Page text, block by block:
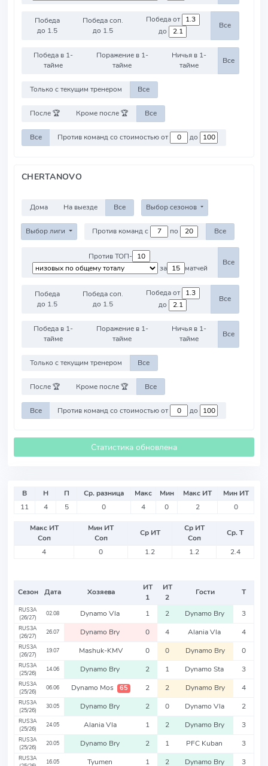
Победа
до 1.5
Победа соп.
до 1.5
Победа от
до
Все
Победа в 1-
тайме
Поражение в 1-
тайме
Ничья в 1-
тайме
Все
Только с текущим тренером Все
После 🏆 Кроме после 🏆 Все
Все Против команд со стоимостью от до
CHERTANOVO
Дома На выезде Все Выбор сезонов
Выбор лиги Против команд с по Все
Против ТОП-
за
матчей
Все
Победа
до 1.5
Победа соп.
до 1.5
Победа от
до
Все
Победа в 1-
тайме
Поражение в 1-
тайме
Ничья в 1-
тайме
Все
Только с текущим тренером Все
После 🏆 Кроме после 🏆 Все
Все Против команд со стоимостью от до
Статистика обновлена
В Н П Ср. разница Макс Мин Макс ИТ
Мин ИТ
11
4 5 0 4 0 2 0
Макс ИТ
Соп
Мин ИТ
Соп
Ср ИТ
Ср ИТ
Соп
Ср. Т
4
0 1.2 1.2 2.4
Сезон Дата Хозяева
ИТ
1
ИТ
2
Гости Т
RUS3A
(26/27)
02.08 Dynamo Vla 1 2 Dynamo Bry 3
RUS3A
(26/27)
26.07 Dynamo Bry 0 4 Alania Vla 4
RUS3A
(26/27)
19.07 Mashuk-KMV 0 0 Dynamo Bry 0
RUS3A
(25/26)
14.06 Dynamo Bry 2 1 Dynamo Sta 3
RUS3A
(25/26)
06.06 Dynamo Mos 65 2 2 Dynamo Bry 4
RUS3A
(25/26)
30.05 Dynamo Bry 2 0 Dynamo Vla 2
RUS3A
(25/26)
24.05 Alania Vla 1 2 Dynamo Bry 3
RUS3A
(25/26)
20.05 Dynamo Bry 2 1 PFC Kuban 3
RUS3A
16.05 Tyumen 1 2 Dynamo Bry 3